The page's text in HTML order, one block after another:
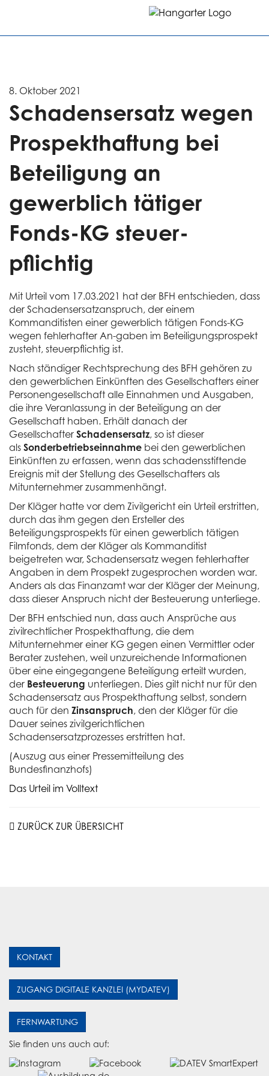
8. Oktober 2021
Schadens­ersatz wegen
Prospekt­haftung bei
Beteili­gung an
gewerblich tätiger
Fonds-KG steuer­
pflichtig
Mit Urteil vom 17.03.2021 hat der BFH entschieden, dass
der Schadensersatzanspruch, der einem
Kommanditisten einer gewerblich tätigen Fonds-KG
wegen fehlerhafter An-gaben im Beteiligungsprospekt
zusteht, steuerpflichtig ist.
Nach ständiger Rechtsprechung des BFH gehören zu
den gewerblichen Einkünften des Gesellschafters einer
Personengesellschaft alle Einnahmen und Ausgaben,
die ihre Veranlassung in der Beteiligung an der
Gesellschaft haben. Erhält danach der
Gesellschafter Schadensersatz, so ist dieser
als Sonderbetriebseinnahme bei den gewerblichen
Einkünften zu erfassen, wenn das schadensstiftende
Ereignis mit der Stellung des Gesellschafters als
Mitunternehmer zusammenhängt.
Der Kläger hatte vor dem Zivilgericht ein Urteil erstritten,
durch das ihm gegen den Ersteller des
Beteiligungsprospekts für einen gewerblich tätigen
Filmfonds, dem der Kläger als Kommanditist
beigetreten war, Schadensersatz wegen fehlerhafter
Angaben in dem Prospekt zugesprochen worden war.
Anders als das Finanzamt war der Kläger der Meinung,
dass dieser Anspruch nicht der Besteuerung unterliege.
Der BFH entschied nun, dass auch Ansprüche aus
zivilrechtlicher Prospekthaftung, die dem
Mitunternehmer einer KG gegen einen Vermittler oder
Berater zustehen, weil unzureichende Informationen
über eine eingegangene Beteiligung erteilt wurden,
der Besteuerung unterliegen. Dies gilt nicht nur für den
Schadensersatz aus Prospekthaftung selbst, sondern
auch für den Zinsanspruch, den der Kläger für die
Dauer seines zivilgerichtlichen
Schadensersatzprozesses erstritten hat.
(Auszug aus einer Pressemitteilung des
Bundesfinanzhofs)
Das Urteil im Volltext
ZURÜCK ZUR ÜBERSICHT
KONTAKT
ZUGANG DIGITALE KANZLEI (MYDATEV)
FERNWARTUNG
Sie finden uns auch auf: